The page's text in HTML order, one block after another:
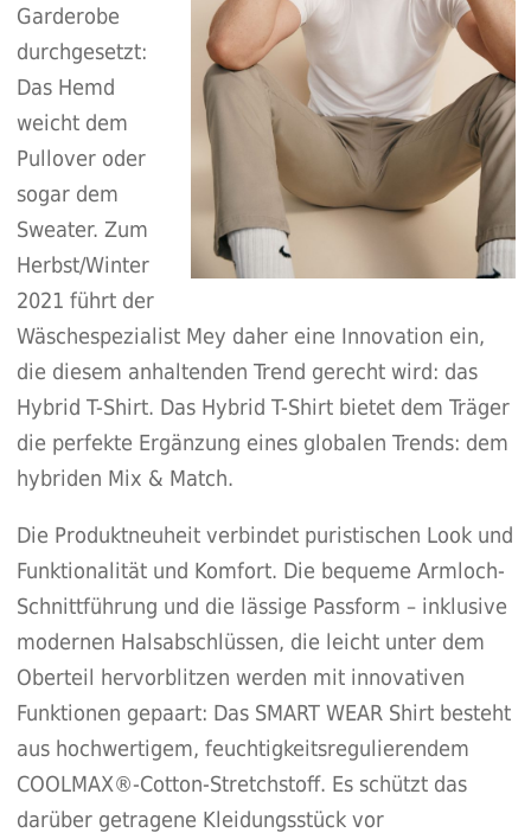
Garderobe
durchgesetzt:
Das Hemd
weicht dem
Pullover oder
sogar dem
Sweater. Zum
Herbst/Winter
2021 führt der
Wäschespezialist Mey daher eine Innovation ein,
die diesem anhaltenden Trend gerecht wird: das
Hybrid T-Shirt. Das Hybrid T-Shirt bietet dem Träger
die perfekte Ergänzung eines globalen Trends: dem
hybriden Mix & Match.
Die Produktneuheit verbindet puristischen Look und
Funktionalität und Komfort. Die bequeme Armloch-
Schnittführung und die lässige Passform – inklusive
modernen Halsabschlüssen, die leicht unter dem
Oberteil hervorblitzen werden mit innovativen
Funktionen gepaart: Das SMART WEAR Shirt besteht
aus hochwertigem, feuchtigkeitsregulierendem
COOLMAX®-Cotton-Stretchstoff. Es schützt das
darüber getragene Kleidungsstück vor